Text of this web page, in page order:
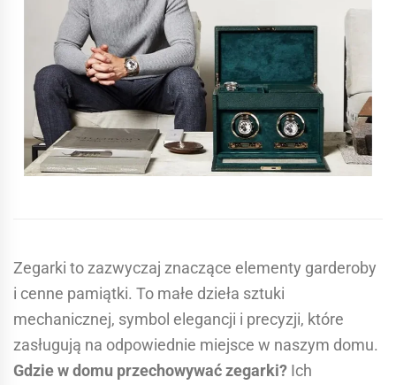
Zegarki to zazwyczaj znaczące elementy garderoby
i cenne pamiątki. To małe dzieła sztuki
mechanicznej, symbol elegancji i precyzji, które
zasługują na odpowiednie miejsce w naszym domu.
Gdzie w domu przechowywać zegarki? Ich